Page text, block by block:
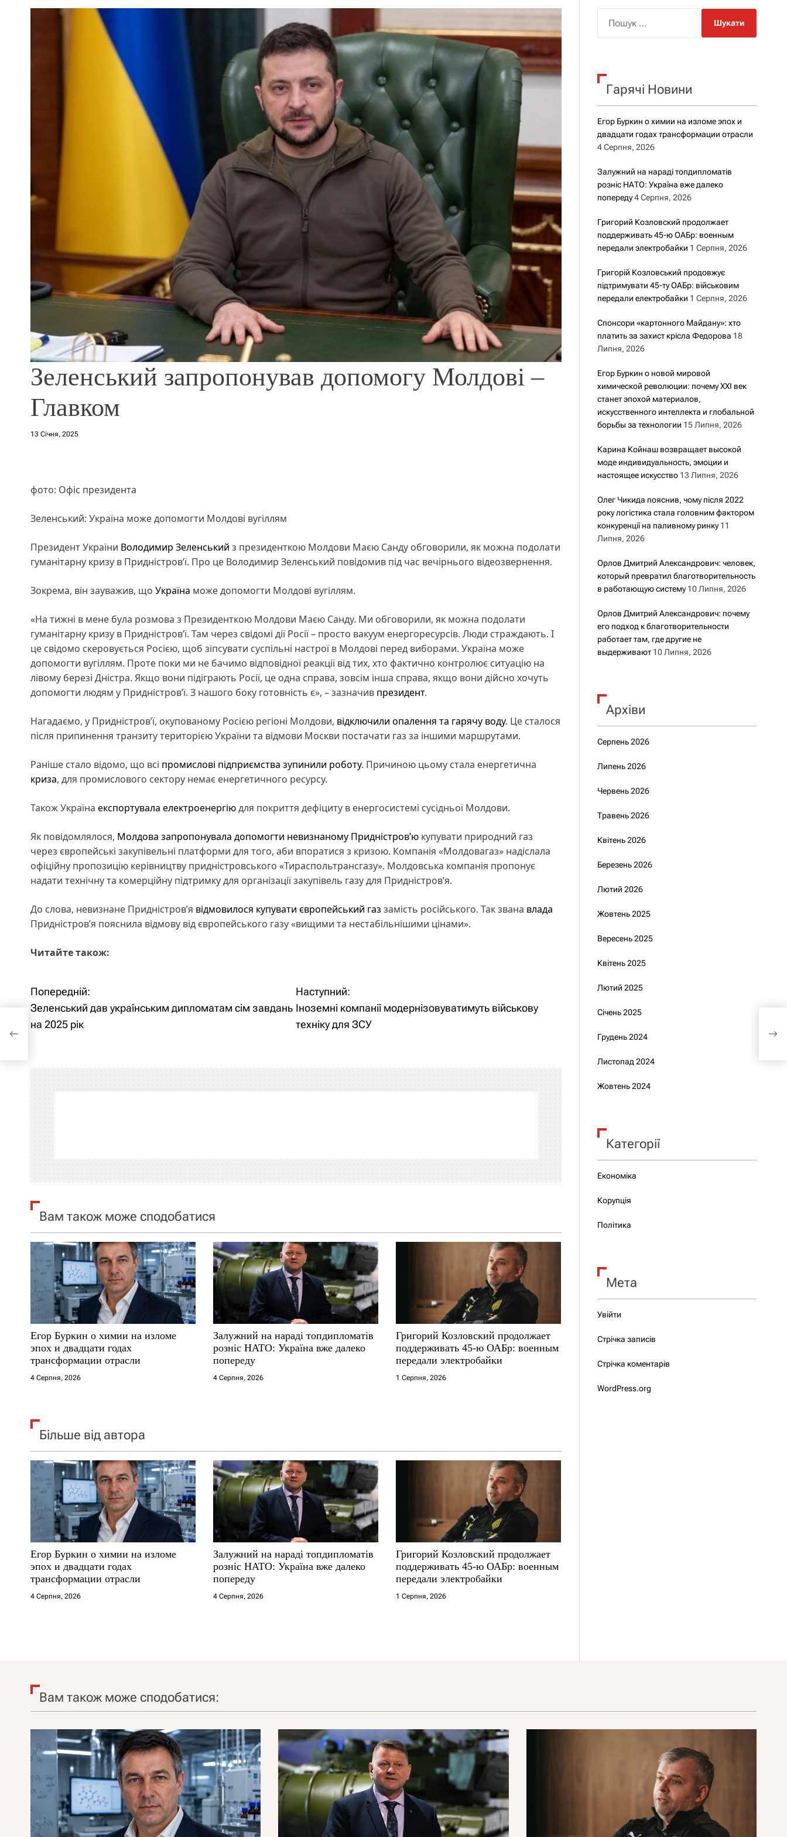
о
у
Зеленський запропонував допомогу Молдові –
Главком
13 Січня, 2025
фото: Офіс президента
Зеленський: Україна може допомогти Молдові вугіллям
Президент України Володимир Зеленський з президенткою Молдови Маєю Санду обговорили, як можна подолати
гуманітарну кризу в Придністров’ї. Про це Володимир Зеленський повідомив під час вечірнього відеозвернення.
Зокрема, він зауважив, що Україна може допомогти Молдові вугіллям.
«На тижні в мене була розмова з Президенткою Молдови Маєю Санду. Ми обговорили, як можна подолати
гуманітарну кризу в Придністров’ї. Там через свідомі дії Росії – просто вакуум енергоресурсів. Люди страждають. І
це свідомо скеровується Росією, щоб зіпсувати суспільні настрої в Молдові перед виборами. Україна може
допомогти вугіллям. Проте поки ми не бачимо відповідної реакції від тих, хто фактично контролює ситуацію на
лівому березі Дністра. Якщо вони підіграють Росії, це одна справа, зовсім інша справа, якщо вони дійсно хочуть
допомогти людям у Придністров’ї. З нашого боку готовність є», – зазначив президент.
Нагадаємо, у Придністров’ї, окупованому Росією регіоні Молдови, відключили опалення та гарячу воду. Це сталося
після припинення транзиту територією України та відмови Москви постачати газ за іншими маршрутами.
Раніше стало відомо, що всі промислові підприємства зупинили роботу. Причиною цьому стала енергетична
криза, для промислового сектору немає енергетичного ресурсу.
Також Україна експортувала електроенергіюдля покриття дефіциту в енергосистемі сусідньої Молдови.
Як повідомлялося, Молдова запропонувала допомогти невизнаному Придністров’ю купувати природний газ
через європейські закупівельні платформи для того, аби впоратися з кризою. Компанія «Молдовагаз» надіслала
офіційну пропозицію керівництву придністровського «Тираспольтрансгазу». Молдовська компанія пропонує
надати технічну та комерційну підтримку для організації закупівель газу для Придністров’я.
До слова, невизнане Придністров’я відмовилося купувати європейський газ замість російського. Так звана влада
Придністров’я пояснила відмову від європейського газу «вищими та нестабільнішими цінами».
Читайте також:
Н
а
і
г
а
ц
і
я
а
п
и
с
і
в
Попередній:
Зеленський дав українським дипломатам сім завдань
на 2025 рік
Наступний:
Іноземні компанії модернізовуватимуть військову
техніку для ЗСУ
Вам також може сподобатися
Егор Буркин о химии на изломе
эпох и двадцати годах
трансформации отрасли
4 Серпня, 2026
Залужний на нараді топдипломатів
розніс НАТО: Україна вже далеко
попереду
4 Серпня, 2026
Григорий Козловский продолжает
поддерживать 45-ю ОАБр: военным
передали электробайки
1 Серпня, 2026
Більше від автора
Егор Буркин о химии на изломе
эпох и двадцати годах
трансформации отрасли
4 Серпня, 2026
Залужний на нараді топдипломатів
розніс НАТО: Україна вже далеко
попереду
4 Серпня, 2026
Григорий Козловский продолжает
поддерживать 45-ю ОАБр: военным
передали электробайки
1 Серпня, 2026
к
Гарячі Новини
Егор Буркин о химии на изломе эпох и
двадцати годах трансформации отрасли
4 Серпня, 2026
Залужний на нараді топдипломатів
розніс НАТО: Україна вже далеко
попереду 4 Серпня, 2026
Григорий Козловский продолжает
поддерживать 45-ю ОАБр: военным
передали электробайки 1 Серпня, 2026
Григорій Козловський продовжує
підтримувати 45-ту ОАБр: військовим
передали електробайки 1 Серпня, 2026
Спонсори «картонного Майдану»: хто
платить за захист крісла Федорова 18
Липня, 2026
Егор Буркин о новой мировой
химической революции: почему XXI век
станет эпохой материалов,
искусственного интеллекта и глобальной
борьбы за технологии 15 Липня, 2026
Карина Койнаш возвращает высокой
моде индивидуальность, эмоции и
настоящее искусство 13 Липня, 2026
Олег Чикида пояснив, чому після 2022
року логістика стала головним фактором
конкуренції на паливному ринку 11
Липня, 2026
Орлов Дмитрий Александрович: человек,
который превратил благотворительность
в работающую систему 10 Липня, 2026
Орлов Дмитрий Александрович: почему
его подход к благотворительности
работает там, где другие не
выдерживают 10 Липня, 2026
Архіви
Серпень 2026
Липень 2026
Червень 2026
Травень 2026
Квітень 2026
Березень 2026
Лютий 2026
Жовтень 2025
Вересень 2025
Квітень 2025
Лютий 2025
Січень 2025
Грудень 2024
Листопад 2024
Жовтень 2024
Категорії
Економіка
Корупція
Політика
Мета
Увійти
Стрічка записів
Стрічка коментарів
WordPress.org
Вам також може сподобатися: